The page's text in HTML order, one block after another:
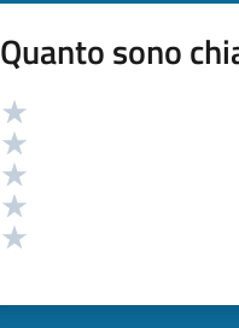
Quanto sono
Valutazione